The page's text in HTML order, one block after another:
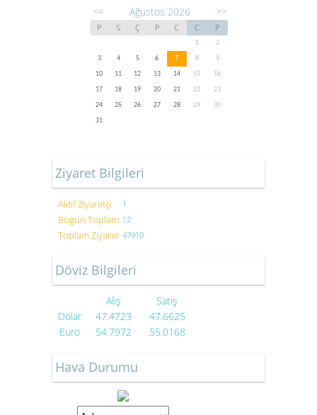
<< Ağustos 2026 >>
P S Ç P C C P
1
2
3
4 5 6 7 8
9
10
11 12 13 14 15
16
17
18 19 20 21 22
23
24
25 26 27 28 29
30
31
Ziyaret Bilgileri
Aktif Ziyaretçi 1
Bugün Toplam 12
Toplam Ziyaret 47910
Döviz Bilgileri
Alış
Satış
Dolar
47.4723
47.6625
Euro
54.7972 55.0168
Hava Durumu